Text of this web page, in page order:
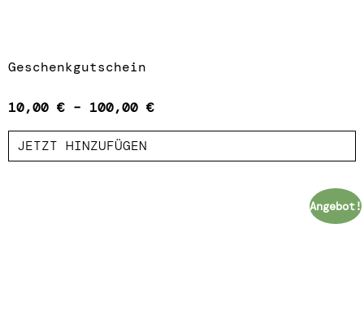
Geschenkgutschein
10,00 € – 100,00 €
JETZT HINZUFÜGEN
Angebot!